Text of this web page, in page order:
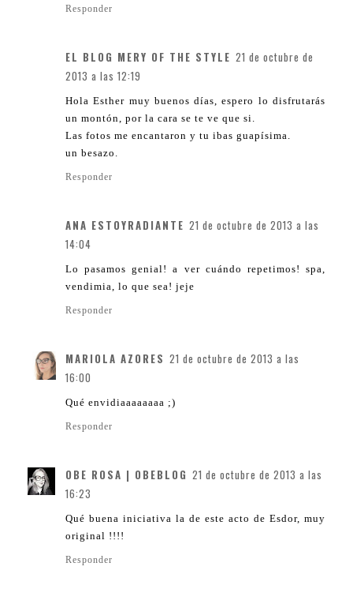
Responder
EL BLOG MERY OF THE STYLE 21 de octubre de
2013 a las 12:19
Hola Esther muy buenos días, espero lo disfrutarás
un montón, por la cara se te ve que si.
Las fotos me encantaron y tu ibas guapísima.
un besazo.
Responder
ANA ESTOYRADIANTE 21 de octubre de 2013 a las
14:04
Lo pasamos genial! a ver cuándo repetimos! spa,
vendimia, lo que sea! jeje
Responder
MARIOLA AZORES 21 de octubre de 2013 a las
16:00
Qué envidiaaaaaaaa ;)
Responder
OBE ROSA | OBEBLOG 21 de octubre de 2013 a las
16:23
Qué buena iniciativa la de este acto de Esdor, muy
original !!!!
Responder